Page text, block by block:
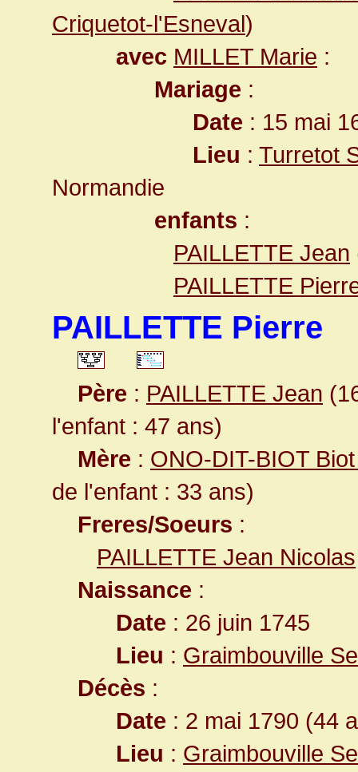
Criquetot-l'Esneval)
avec MILLET Marie :
Mariage :
Date : 15 mai
Lieu : Turretot
Normandie
enfants :
PAILLETTE Jean
PAILLETTE
PAILLETTE Pierre
Père : PAILLETTE Jean
l'enfant : 47 ans)
Mère : ONO-DIT-BIOT
de l'enfant : 33 ans)
Freres/Soeurs :
PAILLETTE Jean Nicolas
Naissance :
Date : 26 juin 1745
Lieu : Graimbouville
Décès :
Date : 2 mai 1790 (44
Lieu : Graimbouville